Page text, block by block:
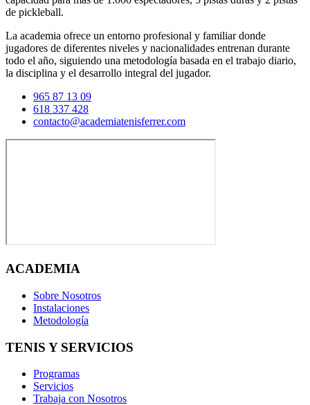
de pickleball.
La academia ofrece un entorno profesional y familiar donde
jugadores de diferentes niveles y nacionalidades entrenan durante
todo el año, siguiendo una metodología basada en el trabajo diario,
la disciplina y el desarrollo integral del jugador.
965 87 13 09
618 337 428
contacto@academiatenisferrer.com
ACADEMIA
Sobre Nosotros
Instalaciones
Metodología
TENIS Y SERVICIOS
Programas
Servicios
Trabaja con Nosotros